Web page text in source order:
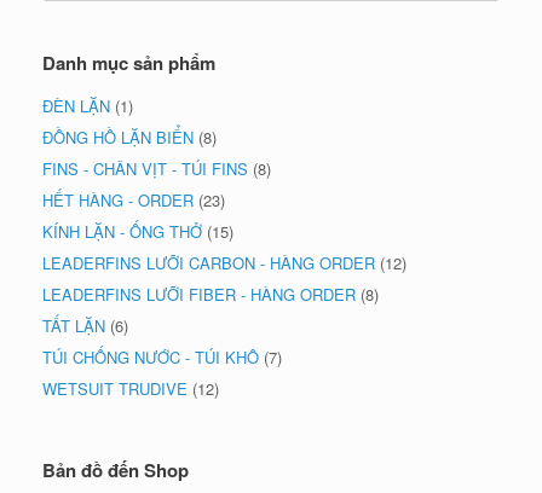
Danh mục sản phẩm
ĐÈN LẶN (1)
ĐỒNG HỒ LẶN BIỂN (8)
FINS - CHÂN VỊT - TÚI FINS (8)
HẾT HÀNG - ORDER (23)
KÍNH LẶN - ỐNG THỞ (15)
LEADERFINS LƯỠI CARBON - HÀNG ORDER (12)
LEADERFINS LƯỠI FIBER - HÀNG ORDER (8)
TẤT LẶN (6)
TÚI CHỐNG NƯỚC - TÚI KHÔ (7)
WETSUIT TRUDIVE (12)
Bản đồ đến Shop